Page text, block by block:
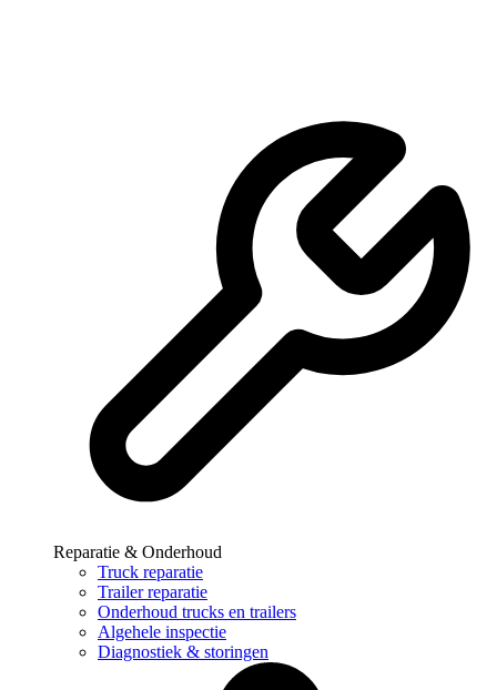
Reparatie & Onderhoud
Truck reparatie
Trailer reparatie
Onderhoud trucks en trailers
Algehele inspectie
Diagnostiek & storingen